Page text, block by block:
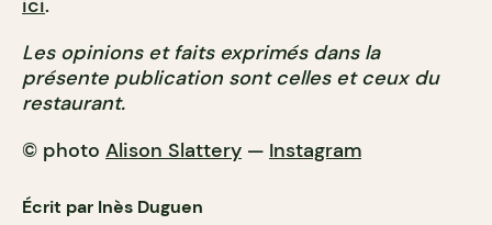
ici.
Les opinions et faits exprimés dans la
présente publication sont celles et ceux du
restaurant.
© photo Alison Slattery — Instagram
Écrit par Inès Duguen